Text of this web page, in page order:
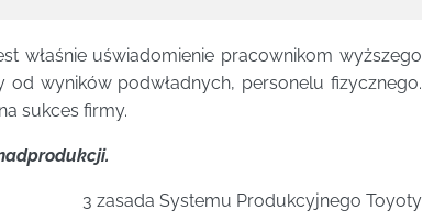
właśnie uświadomienie pracownikom wyższego
wyników podwładnych, personelu fizycznego.
sukces firmy.
3 zasada Systemu Produkcyjnego Toyoty